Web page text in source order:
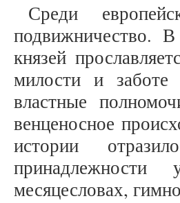
Среди
подвижничество.
князей
милости и
властные
венценосное
истории
месяцесловах,